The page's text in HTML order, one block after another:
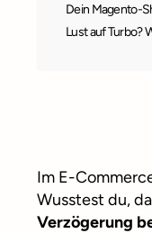
Dein Magento-
Lust auf Turbo?
Im E-
Wusstest du,
Verzögerung